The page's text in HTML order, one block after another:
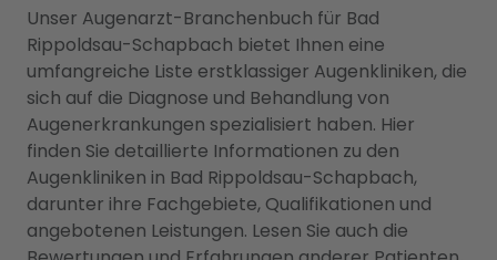
Unser Augenarzt-Branchenbuch für Bad
Rippoldsau-Schapbach bietet Ihnen eine
umfangreiche Liste erstklassiger Augenkliniken, die
sich auf die Diagnose und Behandlung von
Augenerkrankungen spezialisiert haben. Hier
finden Sie detaillierte Informationen zu den
Augenkliniken in Bad Rippoldsau-Schapbach,
darunter ihre Fachgebiete, Qualifikationen und
angebotenen Leistungen. Lesen Sie auch die